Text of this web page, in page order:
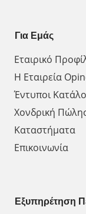
Για Εμάς
Εταιρικό
Η Εταιρεία
Έντυποι
Χονδρική
Καταστήματα
Επικοινωνία
Εξυπηρέτηση